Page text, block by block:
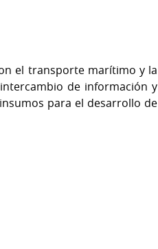
el transporte marítimo y la
de información y
para el desarrollo de